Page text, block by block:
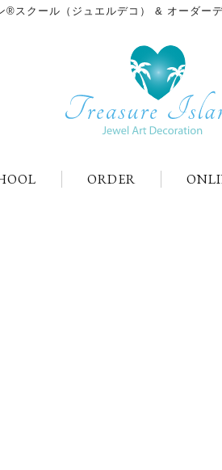
®スクール（ジュエルデコ） & オーダー
ORDER